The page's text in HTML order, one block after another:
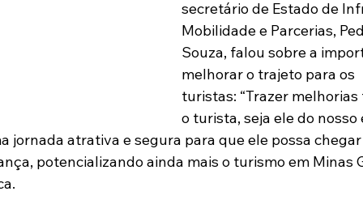
secretário de Estado de
Mobilidade e Parcerias,
Souza, falou sobre a
melhorar o trajeto para os
turistas: “Trazer
o turista, seja ele do
jornada atrativa e segura para que ele possa
potencializando ainda mais o turismo em Minas